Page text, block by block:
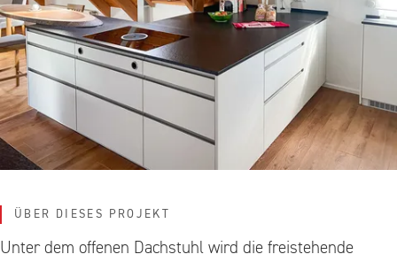
ÜBER DIESES PROJEKT
Unter dem offenen Dachstuhl wird die freistehende